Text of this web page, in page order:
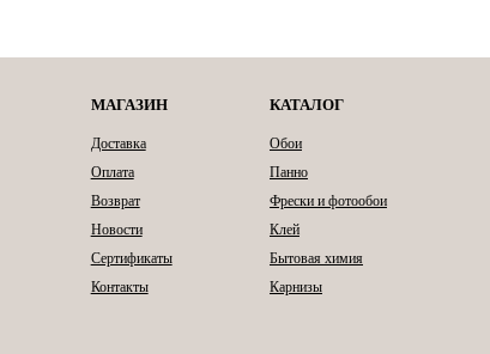
МАГАЗИН
Доставка
Оплата
Возврат
Новости
Сертификаты
Контакты
КАТАЛОГ
Обои
Панно
Фрески и фотообои
Клей
Бытовая химия
Карнизы